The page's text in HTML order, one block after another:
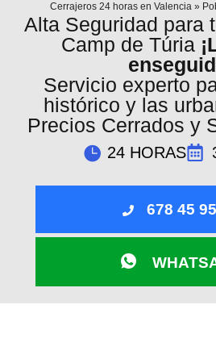
Cerrajeros 24 horas en Valencia »
Alta Seguridad para
Camp de Túria
Servicio experto
histórico y las
Precios Cerrados y
24 HORAS
678 45